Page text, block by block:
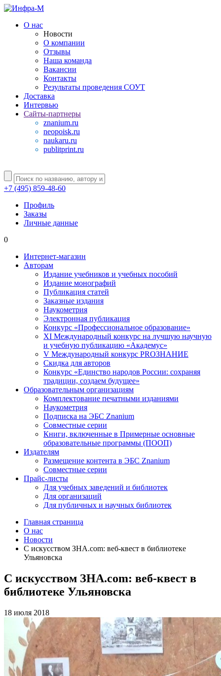
О нас
Новости
О компании
Отзывы
Наша команда
Вакансии
Контакты
Результаты проведения СОУТ
Доставка
Интервью
Сайты-партнеры
znanium.ru
neopoisk.ru
naukaru.ru
publitprint.ru
+7 (495) 859-48-60
Профиль
Заказы
Личные данные
0
Интернет-магазин
Авторам
Издание учебников и учебных пособий
Издание монографий
Публикация статей
Заказные издания
Наукометрия
Электронная публикация
Конкурс «Профессиональное образование»
XI Международный конкурс на лучшую научную
и учебную публикацию «Академус»
V Международный конкурс PROЗНАНИЕ
Скидка для авторов
Конкурс «Единство народов России: сохраняя
традиции, создаем будущее»
Образовательным организациям
Комплектование печатными изданиями
Наукометрия
Подписка на ЭБС Znanium
Совместные серии
Книги, включенные в Примерные основные
образовательные программы (ПООП)
Издателям
Размещение контента в ЭБС Znanium
Совместные серии
Прайс-листы
Для учебных заведений и библиотек
Для организаций
Для публичных и научных библиотек
Главная страница
О нас
Новости
С искусством ЗНА.com: веб-квест в библиотеке
Ульяновска
С искусством ЗНА.com: веб-квест в
библиотеке Ульяновска
18 июля 2018